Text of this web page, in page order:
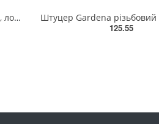
Ручка-наконечник для держака, лопати, діаметр 30 мм, пластмасова Україна 15V501
125.55